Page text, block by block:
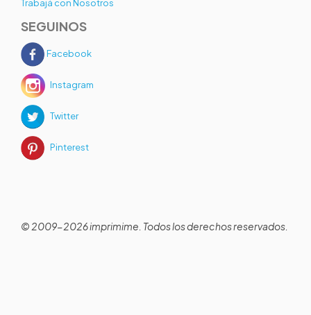
Trabajá con Nosotros
SEGUINOS
Facebook
Instagram
Twitter
Pinterest
© 2009-2026 imprimime. Todos los derechos reservados.